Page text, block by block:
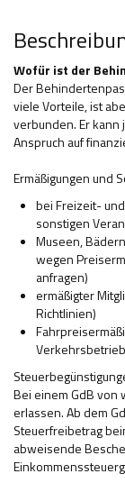
Wofür ist der
Der
viele Vorteile, ist
verbunden. Er kann
Anspruch auf
Ermäßigungen und
bei Freizeit-
sonstigen
Museen,
wegen
anfragen)
ermäßigter
Richtlinien)
Bei einem GdB von
erlassen. Ab dem
Steuerfreibetrag
abweisende